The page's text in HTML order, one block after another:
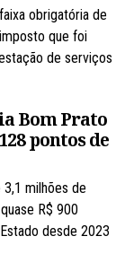
obrigatória de
que foi
de serviços
Bom Prato
pontos de
milhões de
R$ 900
desde 2023